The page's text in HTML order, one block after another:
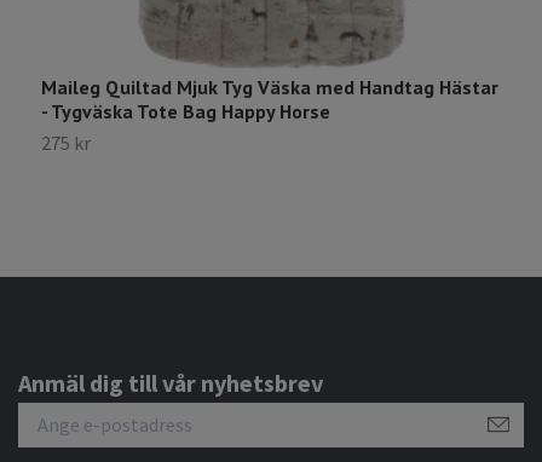
Maileg Quiltad Mjuk Tyg Väska med Handtag Hästar
- Tygväska Tote Bag Happy Horse
275 kr
Anmäl dig till vår nyhetsbrev